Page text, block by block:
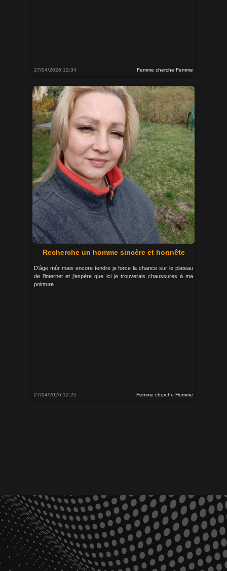
27/04/2026 12:34 Femme cherche Femme
Recherche un homme sincère et honnête
D’âge mûr mais encore tendre je force la chance sur le plateau
de l’internet et j’espère que ici je trouverais chaussures à ma
pointure
27/04/2026 12:25 Femme cherche Homme